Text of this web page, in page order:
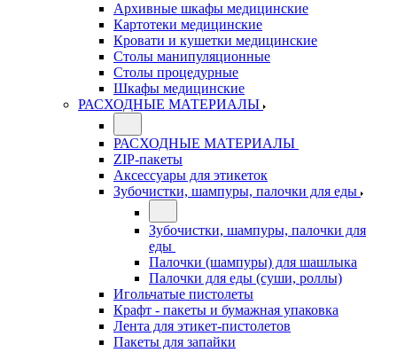
Архивные шкафы медицинские
Картотеки медицинские
Кровати и кушетки медицинские
Столы манипуляционные
Столы процедурные
Шкафы медицинские
РАСХОДНЫЕ МАТЕРИАЛЫ
РАСХОДНЫЕ МАТЕРИАЛЫ
ZIP-пакеты
Аксессуары для этикеток
Зубочистки, шампуры, палочки для еды
Зубочистки, шампуры, палочки для
еды
Палочки (шампуры) для шашлыка
Палочки для еды (суши, роллы)
Игольчатые пистолеты
Крафт - пакеты и бумажная упаковка
Лента для этикет-пистолетов
Пакеты для запайки